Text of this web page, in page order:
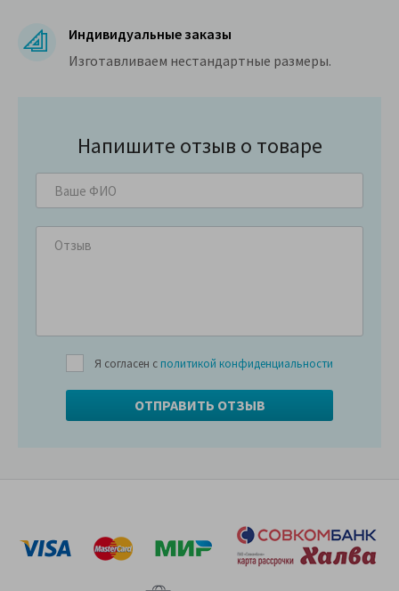
Индивидуальные заказы
Изготавливаем нестандартные размеры.
Напишите отзыв о товаре
Я согласен с политикой конфиденциальности